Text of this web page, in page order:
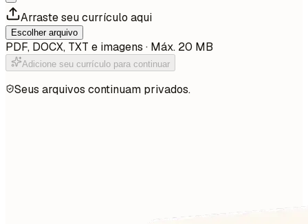
Arraste seu currículo aqui
Escolher arquivo
PDF, DOCX, TXT e imagens · Máx. 20 MB
Adicione seu currículo para continuar
Seus arquivos continuam privados.